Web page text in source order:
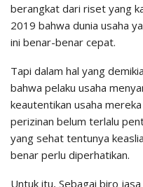
berangkat dari riset yang
2019 bahwa dunia usaha
ini benar-benar cepat.
Tapi dalam hal yang
bahwa pelaku usaha
keautentikan usaha
perizinan belum terlalu
yang sehat tentunya
benar perlu diperhatikan.
Untuk itu, Sebagai biro